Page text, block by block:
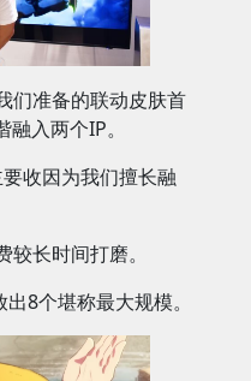
们准备的联动皮肤首
入两个IP。
收因为我们擅长融
较长时间打磨。
8个堪称最大规模。